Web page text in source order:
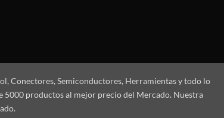
Conectores, Semiconductores, Herramientas y todo lo
5000 productos al mejor precio del Mercado. Nuestra